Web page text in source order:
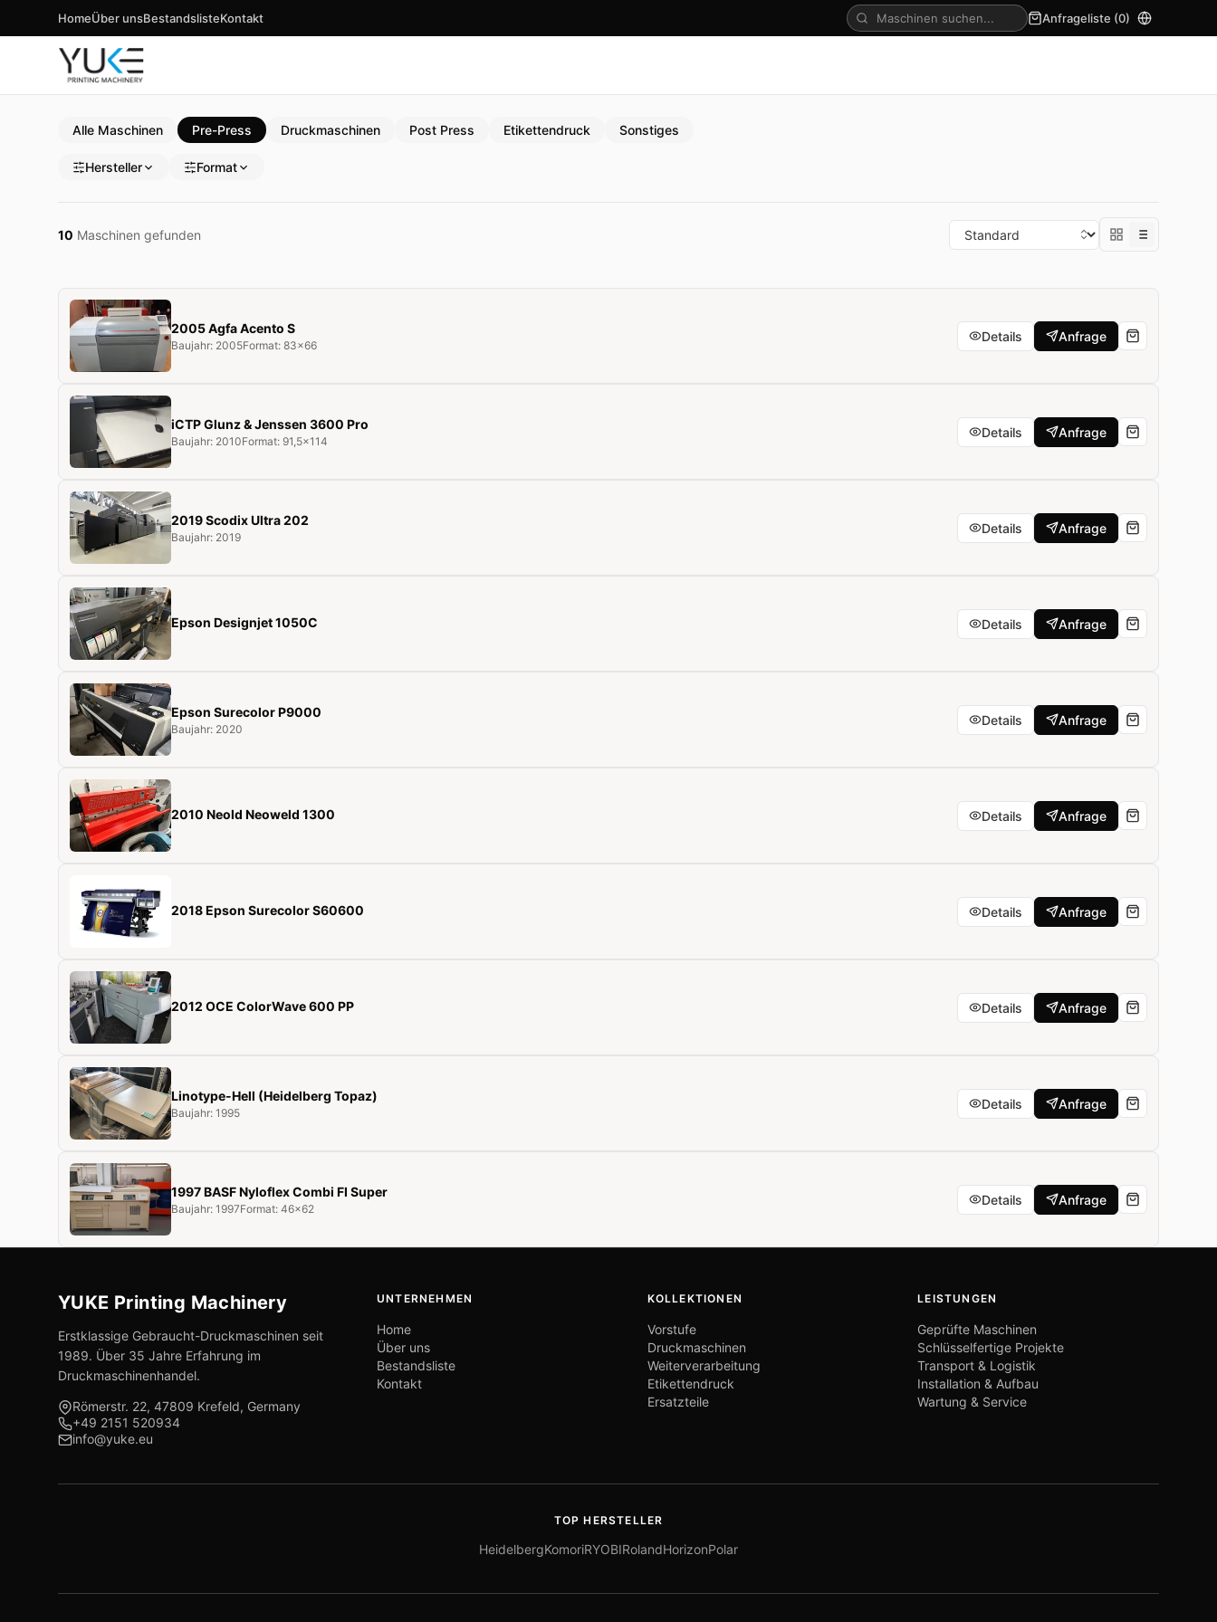
HomeÜber unsBestandslisteKontakt Anfrageliste (0)
Alle Maschinen Pre-Press Druckmaschinen Post Press Etikettendruck Sonstiges
Hersteller Format
10 Maschinen gefunden
2005 Agfa Acento S
Baujahr: 2005Format: 83x66
Details Anfrage
iCTP Glunz & Jenssen 3600 Pro
Baujahr: 2010Format: 91,5x114
Details Anfrage
2019 Scodix Ultra 202
Baujahr: 2019
Details Anfrage
Epson Designjet 1050C Details Anfrage
Epson Surecolor P9000
Baujahr: 2020
Details Anfrage
2010 Neold Neoweld 1300 Details Anfrage
2018 Epson Surecolor S60600 Details Anfrage
2012 OCE ColorWave 600 PP Details Anfrage
Linotype-Hell (Heidelberg Topaz)
Baujahr: 1995
Details Anfrage
1997 BASF Nyloflex Combi FI Super
Baujahr: 1997Format: 46x62
Details Anfrage
YUKE Printing Machinery
Erstklassige Gebraucht-Druckmaschinen seit
1989. Über 35 Jahre Erfahrung im
Druckmaschinenhandel.
Römerstr. 22, 47809 Krefeld, Germany
+49 2151 520934
info@yuke.eu
UNTERNEHMEN
Home
Über uns
Bestandsliste
Kontakt
KOLLEKTIONEN
Vorstufe
Druckmaschinen
Weiterverarbeitung
Etikettendruck
Ersatzteile
LEISTUNGEN
Geprüfte Maschinen
Schlüsselfertige Projekte
Transport & Logistik
Installation & Aufbau
Wartung & Service
TOP HERSTELLER
HeidelbergKomoriRYOBIRolandHorizonPolar